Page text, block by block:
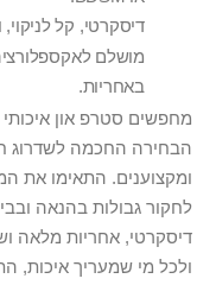
דיסקרטי, קל לניקוי,
מושלם
באחריות.
הבחירה החכמה לשדרוג
ומקצוענים. התאימו את
לחקור גבולות בהנאה
דיסקרטי, אחריות מלאה
ולכל מי שמעריך איכות,